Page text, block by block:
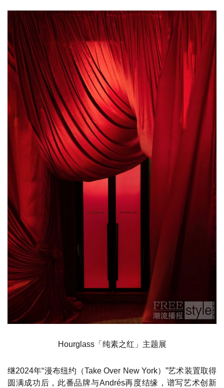
Hourglass「纯素之红」主题展
继2024年“漫布纽约（Take Over New York）”艺术装置取得
圆满成功后，此番品牌与Andrés再度结缘，谱写艺术创新